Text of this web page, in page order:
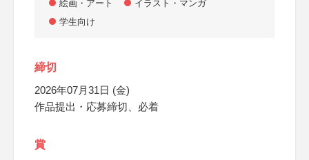
絵画・アート
イラスト・マンガ
学生向け
締切
2026年07月31日 (金)
作品提出・応募締切、必着
賞